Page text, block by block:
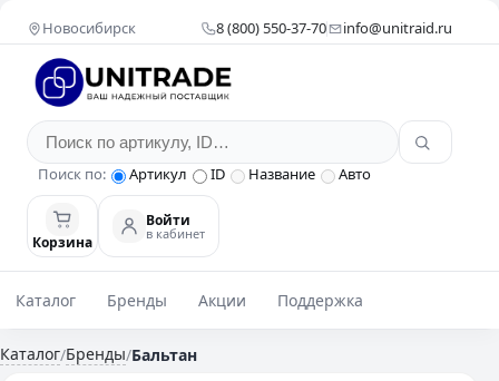
Новосибирск 8 (800) 550-37-70 info@unitraid.ru
Поиск по: Артикул ID Название Авто
Корзина
Войти
в кабинет
Каталог Бренды Акции Поддержка
Каталог/Бренды/Бальтан